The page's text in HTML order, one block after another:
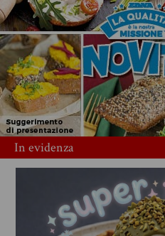
In evidenza